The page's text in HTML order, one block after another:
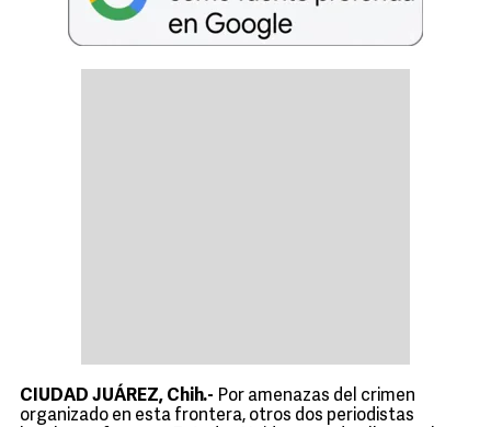
CIUDAD JUÁREZ, Chih.- Por amenazas del crimen
organizado en esta frontera, otros dos periodistas